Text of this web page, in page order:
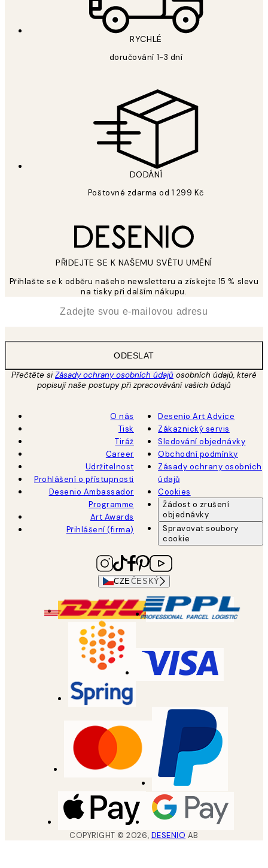
RYCHLÉ
doručování 1-3 dní
DODÁNÍ
Poštovné zdarma od 1 299 Kč
PŘIDEJTE SE K NAŠEMU SVĚTU UMĚNÍ
Přihlašte se k odběru našeho newsletteru a získejte 15 % slevu
na tisky při dalším nákupu.
ODESLAT
Přečtěte siZásady ochrany osobních údajů osobních údajů, které
popisují naše postupy při zpracovávání vašich údajů
O nás
Tisk
Tiráž
Career
Udržitelnost
Prohlášení o přístupnosti
Desenio Ambassador
Programme
Art Awards
Přihlášení (firma)
Desenio Art Advice
Zákaznický servis
Sledování objednávky
Obchodní podmínky
Zásady ochrany osobních
údajů
Cookies
Žádost o zrušení
objednávky
Spravovat soubory
cookie
CZEČESKÝ
COPYRIGHT ©2026, DESENIO AB